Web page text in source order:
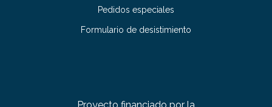
Pedidos especiales
Formulario de desistimiento